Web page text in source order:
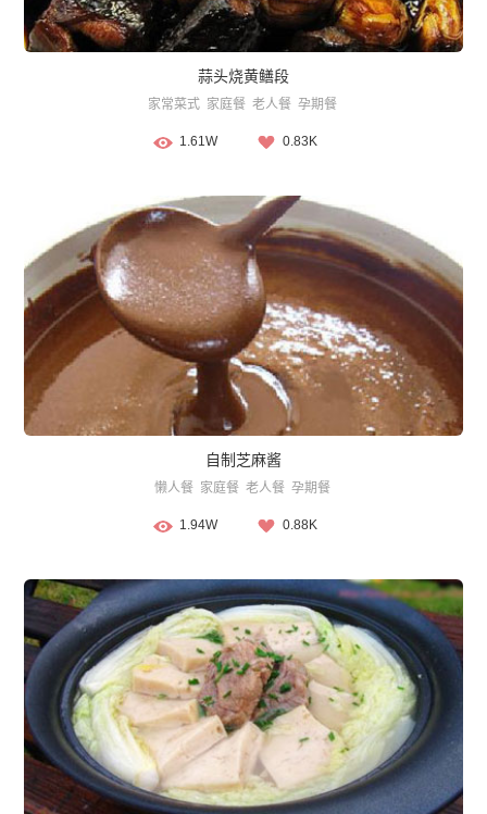
蒜头烧黄鳝段
家常菜式 家庭餐 老人餐 孕期餐
1.61W 0.83K
自制芝麻酱
懒人餐 家庭餐 老人餐 孕期餐
1.94W 0.88K